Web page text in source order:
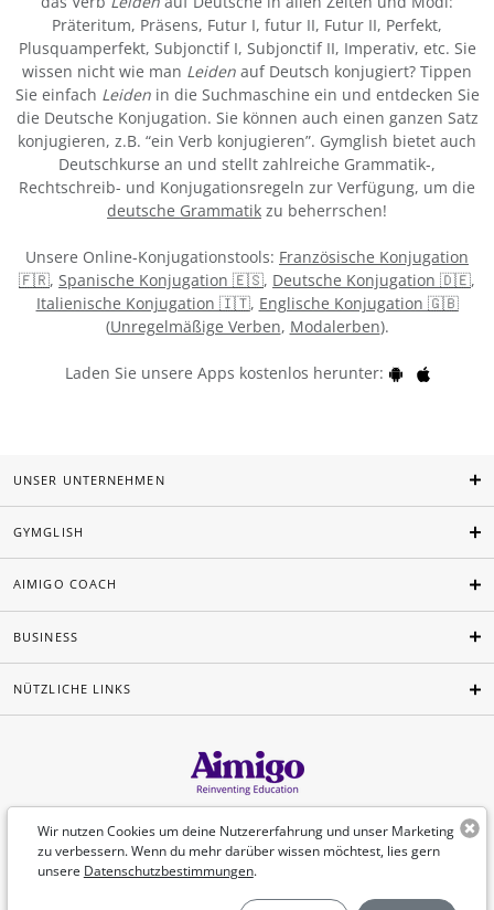
Präteritum, Präsens, Futur I, futur II, Futur II, Perfekt,
Plusquamperfekt, Subjonctif I, Subjonctif II, Imperativ, etc. Sie
wissen nicht wie man Leiden auf Deutsch konjugiert? Tippen
Sie einfach Leidenin die Suchmaschine ein und entdecken Sie
die Deutsche Konjugation. Sie können auch einen ganzen Satz
konjugieren, z.B. “ein Verb konjugieren”. Gymglish bietet auch
Deutschkurse an und stellt zahlreiche Grammatik-,
Rechtschreib- und Konjugationsregeln zur Verfügung, um die
deutsche Grammatik zu beherrschen!
Unsere Online-Konjugationstools: Französische Konjugation
🇫🇷, Spanische Konjugation 🇪🇸, Deutsche Konjugation 🇩🇪,
Italienische Konjugation 🇮🇹, Englische Konjugation 🇬🇧
(Unregelmäßige Verben, Modalerben).
Laden Sie unsere Apps kostenlos herunter:
Wir nutzen Cookies um deine Nutzererfahrung und unser Marketing
zu verbessern. Wenn du mehr darüber wissen möchtest, lies gern
unsere Datenschutzbestimmungen.
UNSER UNTERNEHMEN
GYMGLISH
AIMIGO COACH
BUSINESS
NÜTZLICHE LINKS
Deutsch
©Aimigo 2026